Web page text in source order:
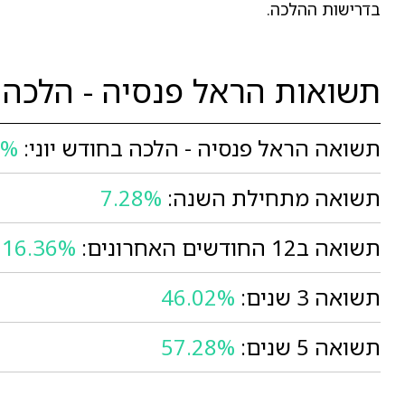
בדרישות ההלכה.
תשואות הראל פנסיה - הלכה
תשואה הראל פנסיה - הלכה בחודש יוני:
תשואה מתחילת השנה: 7.28%
תשואה ב12 החודשים האחרונים:
16.36%
תשואה 3 שנים:
46.02%
תשואה 5 שנים:
57.28%